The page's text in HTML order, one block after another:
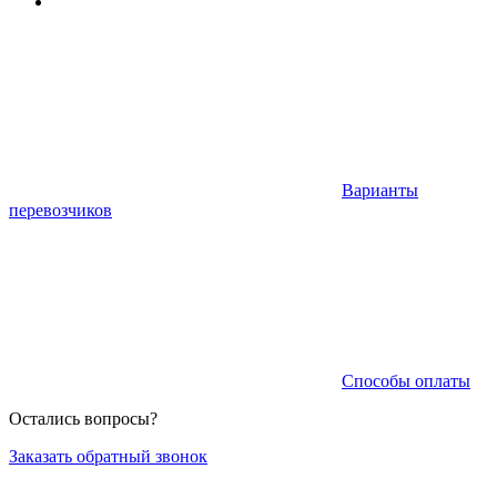
Варианты
перевозчиков
Способы оплаты
Остались вопросы?
Заказать обратный звонок